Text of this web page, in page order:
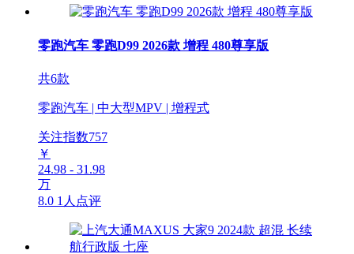
零跑汽车 零跑D99 2026款 增程 480尊享版
共6款
零跑汽车 | 中大型MPV | 增程式
关注指数757
￥
24.98 - 31.98
万
8.0 1人点评